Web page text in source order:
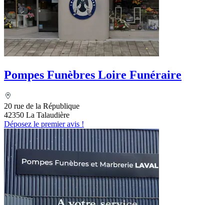
Pompes Funèbres Loire Funéraire
20 rue de la République
42350 La Talaudière
Déposez le premier avis !